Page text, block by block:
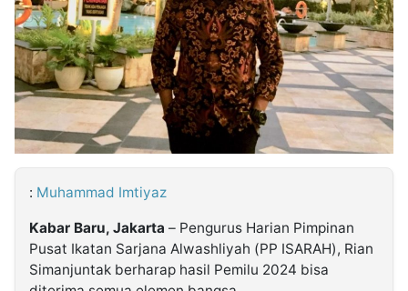
Insight
NTB
Suara
Time
Lens
IDN
Daily
Jogja
Jalan
Rakyat
Idealita
News
Kita
Notice
Dinamikapost.com
Radar
Baru
Seedbacklink
Follow
Kabarbaru
: Muhammad Imtiyaz
Kabar Baru, Jakarta – Pengurus Harian Pimpinan
Pusat Ikatan Sarjana Alwashliyah (PP ISARAH), Rian
Simanjuntak berharap hasil Pemilu 2024 bisa